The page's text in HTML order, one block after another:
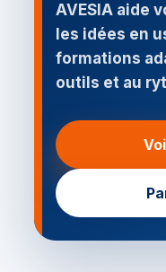
AVESIA aide
les idées en
formations
outils et au